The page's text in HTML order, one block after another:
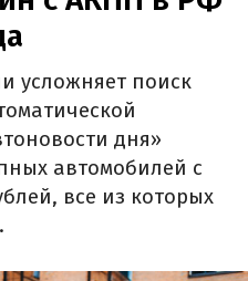
усложняет поиск
дня»
автомобилей с
все из которых